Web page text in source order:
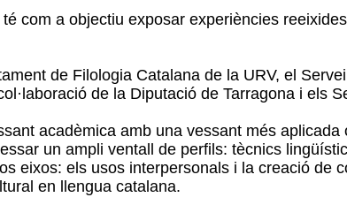
com a objectiu exposar experiències
de Filologia Catalana de la URV, el
de la Diputació de Tarragona i els
acadèmica amb una vessant més
un ampli ventall de perfils: tècnics
eixos: els usos interpersonals i la creació
en llengua catalana.